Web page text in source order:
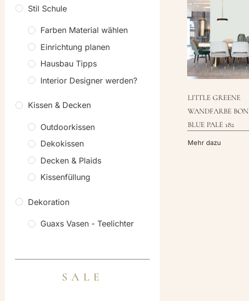
LITTLE GREENE
WANDFARBE
BLUE PALE 182
Mehr dazu
Stil Schule
Farben Material wählen
Einrichtung planen
Hausbau Tipps
Interior Designer werden?
Kissen & Decken
Outdoorkissen
Dekokissen
Decken & Plaids
Kissenfüllung
Dekoration
Guaxs Vasen - Teelichter
SALE